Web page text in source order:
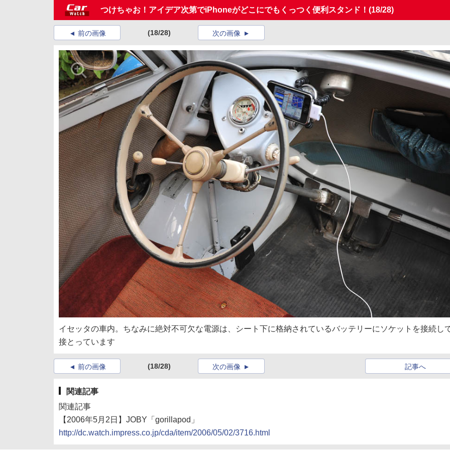
つけちゃお！アイデア次第でiPhoneがどこにでもくっつく便利スタンド！ (18/28)
前の画像 (18/28) 次の画像
イセッタの車内。ちなみに絶対不可欠な電源は、シート下に格納されているバッテリーにソケットを接続し
接とっています
前の画像 (18/28) 記事へ
次の画像
関連記事
関連記事
【2006年5月2日】JOBY「gorillapod」
http://dc.watch.impress.co.jp/cda/item/2006/05/02/3716.html